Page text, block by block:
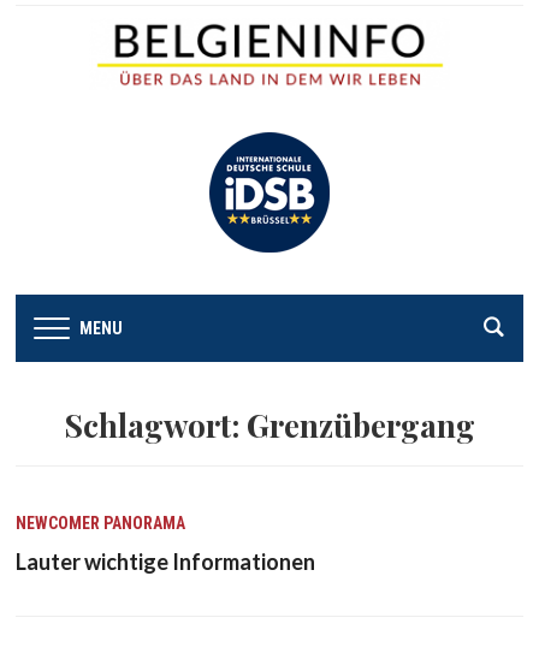
MENU
Schlagwort: Grenzübergang
NEWCOMER PANORAMA
Lauter wichtige Informationen